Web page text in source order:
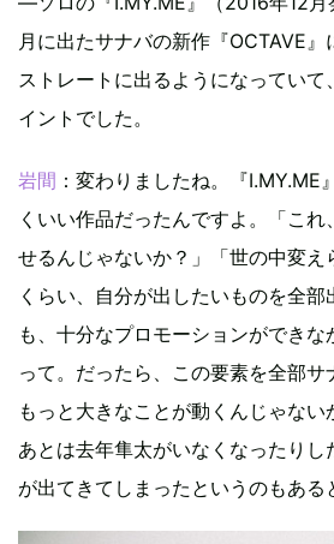
月に出たサナバの新作『OCTAVE
ストレートに出るようになっていて
イントでした。
岩間 ：変わりましたね。『I.MY.ME
くいい作品だったんですよ。「これ
せるんじゃないか？」「世の中変え
くらい、自分が出したいものを全
も、十分なプロモーションができ
って。だったら、この要素を全部サ
もっと大きなことが動くんじゃない
あとは去年隼太がいなくなったりし
が出てきてしまったというのもある